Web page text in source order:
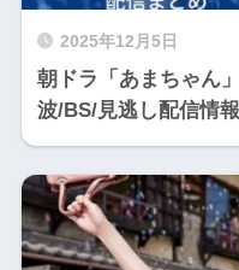
2025年12月5日
朝ドラ「あまちゃん
波/BS/見逃し配信情